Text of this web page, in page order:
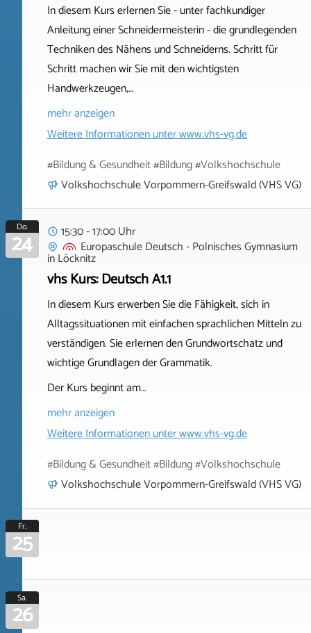
In diesem Kurs erlernen Sie - unter fachkundiger
Anleitung einer Schneidermeisterin - die grundlegenden
Techniken des Nähens und Schneiderns. Schritt für
Schritt machen wir Sie mit den wichtigsten
Handwerkzeugen,…
mehr anzeigen
Weitere Informationen unterwww.vhs-vg.de
#Bildung & Gesundheit #Bildung #Volkshochschule
Volkshochschule Vorpommern-Greifswald (VHS VG)
Do.
24
15:30 - 17:00 Uhr
Europaschule Deutsch - Polnisches Gymnasium
inLöcknitz
vhs Kurs: Deutsch A1.1
In diesem Kurs erwerben Sie die Fähigkeit, sich in
Alltagssituationen mit einfachen sprachlichen Mitteln zu
verständigen. Sie erlernen den Grundwortschatz und
wichtige Grundlagen der Grammatik.
Der Kurs beginnt am…
mehr anzeigen
Weitere Informationen unterwww.vhs-vg.de
#Bildung & Gesundheit #Bildung #Volkshochschule
Volkshochschule Vorpommern-Greifswald (VHS VG)
Fr.
25
Sa.
26